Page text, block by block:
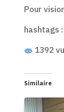
Pour
hashtags
1392
Similaire